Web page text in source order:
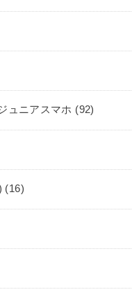
ュニアスマホ (92)
(16)